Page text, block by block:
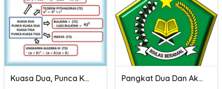
Kuasa Dua, Punca Kuasa Dua, Kuasa Tiga Dan Punca Kuasa Tiga Pangkat Dua Dan Akar Pangkat Dua